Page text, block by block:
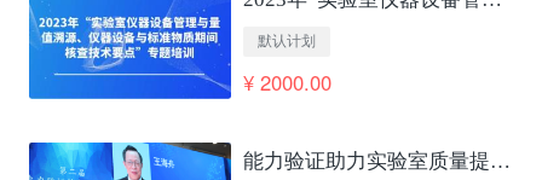
默认计划
¥ 2000.00
能力验证助力实验室质量提升及国家高质量发展 王海舟